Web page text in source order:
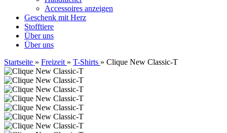
Accessoires anzeigen
Geschenk mit Herz
Stofftiere
Über uns
Über uns
Startseite » Freizeit » T-Shirts » Clique New Classic-T